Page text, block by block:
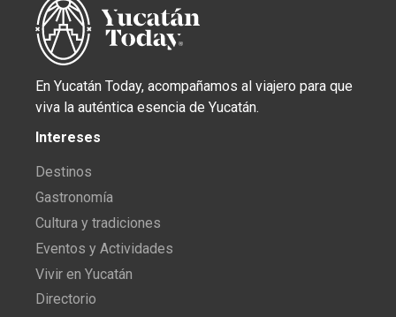
En Yucatán Today, acompañamos al viajero para que
viva la auténtica esencia de Yucatán.
Intereses
Destinos
Gastronomía
Cultura y tradiciones
Eventos y Actividades
Vivir en Yucatán
Directorio